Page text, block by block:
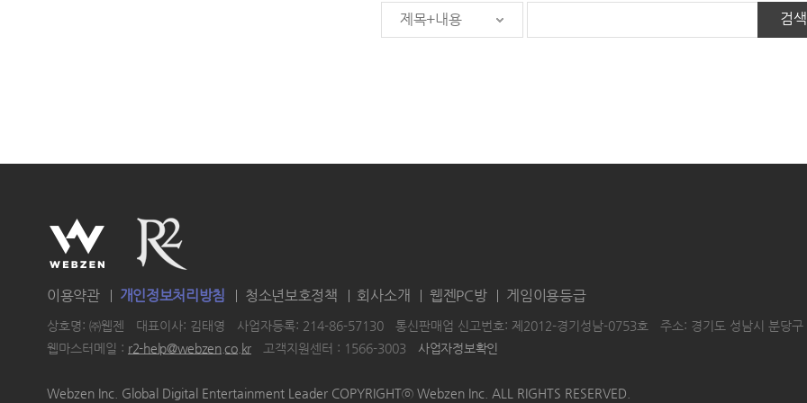
제목+내용 검색
이용약관 개인정보처리방침 청소년보호정책 회사소개 웹젠PC방 게임이용등급
상호명: ㈜웹젠 대표이사: 김태영 사업자등록: 214-86-57130 통신판매업 신고번호: 제2012-경기성남-0753호
주소: 경기도 성남시 분당
웹마스터메일 : r2-help@webzen.co.kr 고객지원센터 : 1566-3003 사업자정보확인
Webzen Inc. Global Digital Entertainment Leader COPYRIGHTⓒ Webzen Inc. ALL RIGHTS RESERVED.